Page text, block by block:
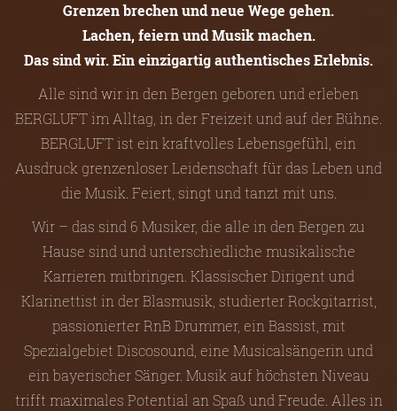
Grenzen brechen und neue Wege gehen.
Lachen, feiern und Musik machen.
Das sind wir. Ein einzigartig authentisches Erlebnis.
Alle sind wir in den Bergen geboren und erleben
BERGLUFT im Alltag, in der Freizeit und auf der Bühne.
BERGLUFT ist ein kraftvolles Lebensgefühl, ein
Ausdruck grenzenloser Leidenschaft für das Leben und
die Musik. Feiert, singt und tanzt mit uns.
Wir – das sind 6 Musiker, die alle in den Bergen zu
Hause sind und unterschiedliche musikalische
Karrieren mitbringen. Klassischer Dirigent und
Klarinettist in der Blasmusik, studierter Rockgitarrist,
passionierter RnB Drummer, ein Bassist, mit
Spezialgebiet Discosound, eine Musicalsängerin und
ein bayerischer Sänger. Musik auf höchsten Niveau
trifft maximales Potential an Spaß und Freude. Alles in